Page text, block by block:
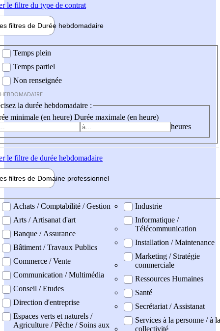
le filtre du type de contrat
filtres de Durée hebdomadaire
Temps plein
Temps partiel
Non renseignée
la durée hebdomadaire :
minimale (en heure) Durée maximale (en heure)
heures
le filtre de durée hebdomadaire
filtres de Domaine professionnel
professionel
Achats / Comptabilité / Gestion
Arts / Artisanat d'art
Banque / Assurance
Bâtiment / Travaux Publics
Commerce / Vente
Communication / Multimédia
Conseil / Etudes
Direction d'entreprise
Espaces verts et naturels /
Agriculture / Pêche / Soins aux
Industrie
Informatique /
Télécommunication
Installation / Maintenance
Marketing / Stratégie
commerciale
Ressources Humaines
Santé
Secrétariat / Assistanat
Services à la personne / à la
collectivité